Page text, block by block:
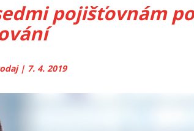
pojišťovnám
| 7. 4. 2019